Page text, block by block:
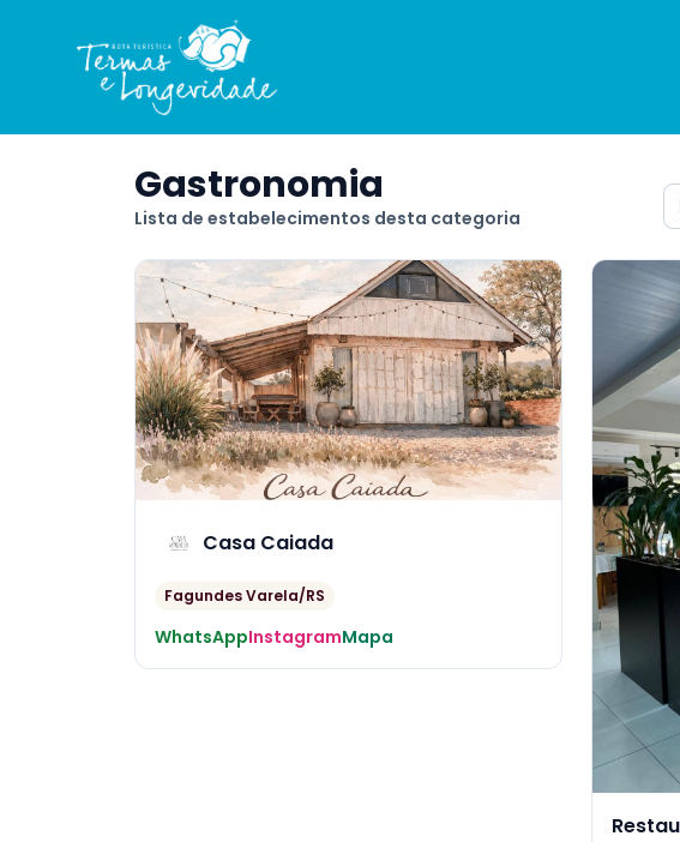
Gastronomia
Lista de estabelecimentos desta categoria
Casa Caiada
Fagundes Varela/RS
WhatsAppInstagramMapa